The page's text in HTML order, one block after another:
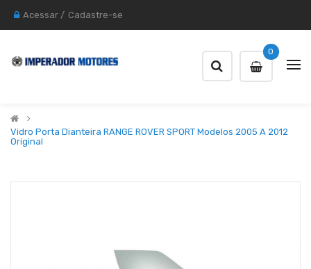
Acessar / Cadastre-se
0
Vidro Porta Dianteira RANGE ROVER SPORT Modelos 2005 A 2012
Original